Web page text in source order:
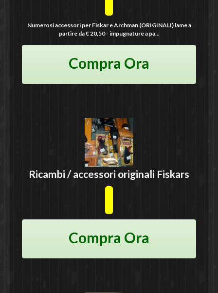
Numerosi accessori per Fiskar e Archman (ORIGINALI) lame a
partire da € 20,50 - impugnature a pa...
Compra Ora
Ricambi / accessori originali Fiskars
Compra Ora